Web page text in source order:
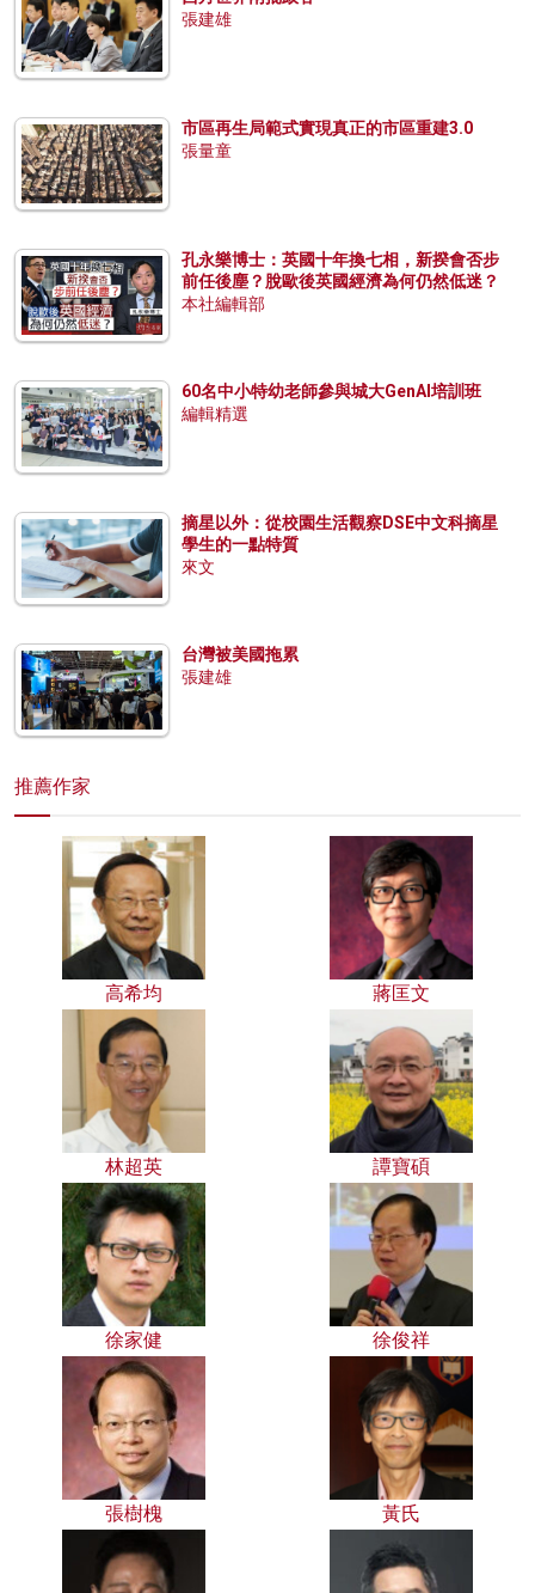
張建雄
市區再生局範式實現真正的市區重建3.0
張量童
孔永樂博士：英國十年換七相，新揆會否步
前任後塵？脫歐後英國經濟為何仍然低迷？
本社編輯部
60名中小特幼老師參與城大GenAI培訓班
編輯精選
摘星以外：從校園生活觀察DSE中文科摘星
學生的一點特質
來文
台灣被美國拖累
張建雄
推薦作家
高希均 蔣匡文
林超英 譚寶碩
徐家健 徐俊祥
張樹槐 黃氏